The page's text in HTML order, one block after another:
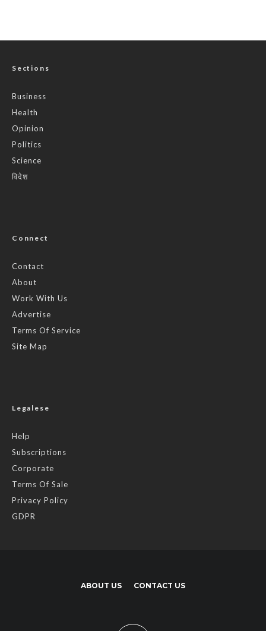
Sections
Business
Health
Opinion
Politics
Science
विदेश
Connect
Contact
About
Work With Us
Advertise
Terms Of Service
Site Map
Legalese
Help
Subscriptions
Corporate
Terms Of Sale
Privacy Policy
GDPR
ABOUT US CONTACT US